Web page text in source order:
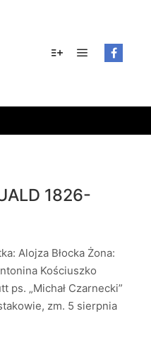
1826-
Alojza Błocka Żona:
Kościuszko
ps. „Michał Czarnecki”
zm. 5 sierpnia